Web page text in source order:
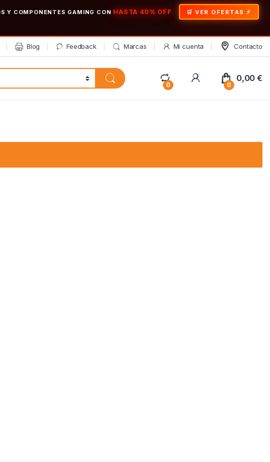
Y COMPONENTES GAMING CON HASTA 40% OFF 🛒 VER OFERTAS
Blog Feedback Marcas Mi cuenta Contacto
0
My Account
0
0,00€